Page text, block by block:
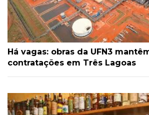
Há vagas: obras da UFN3
contratações em Três Lagoas